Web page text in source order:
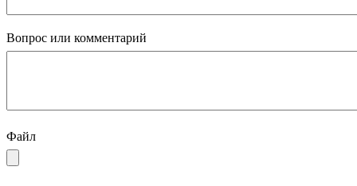
Вопрос или комментарий
Файл